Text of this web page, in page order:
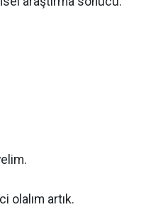
olalım artık.